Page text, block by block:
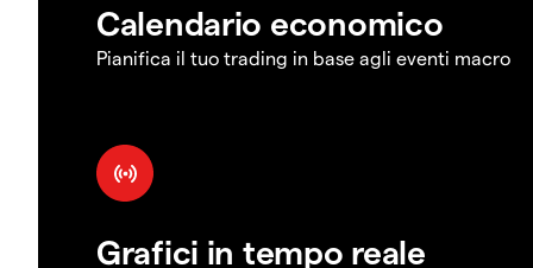
Calendario economico
Pianifica il tuo trading in base agli eventi macro
Grafici in tempo reale